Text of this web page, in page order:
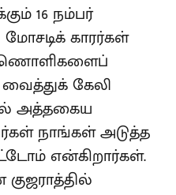
16 நம்பர்
காரர்கள்
கேலி
அத்தகைய
நாங்கள் அடுத்த
என்கிறார்கள்.